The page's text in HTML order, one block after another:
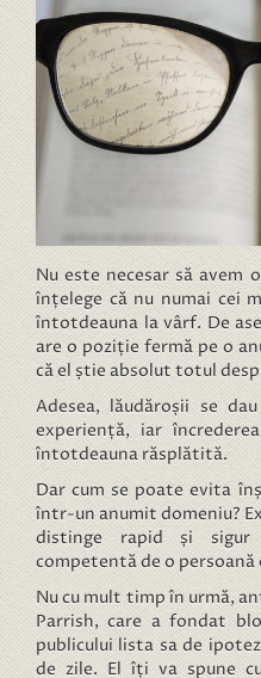
Nu este necesar să avem
înțelege că nu numai cei
întotdeauna la vârf. De
are o poziție fermă pe o
că el știe absolut totul
Adesea, lăudăroșii se
experiență, iar
întotdeauna răsplătită.
Dar cum se poate evita
într-un anumit domeniu?
distinge rapid și sigur
competentă de o persoană
Nu cu mult timp în urmă,
Parrish, care a fondat
publicului lista sa de
de zile. El îți va spune